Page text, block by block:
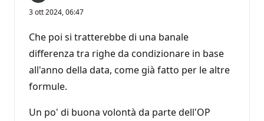
3 ott 2024, 06:47
Che poi si tratterebbe di una banale
differenza tra righe da condizionare in base
all'anno della data, come già fatto per le altre
formule.
Un po' di buona volontà da parte dell'OP